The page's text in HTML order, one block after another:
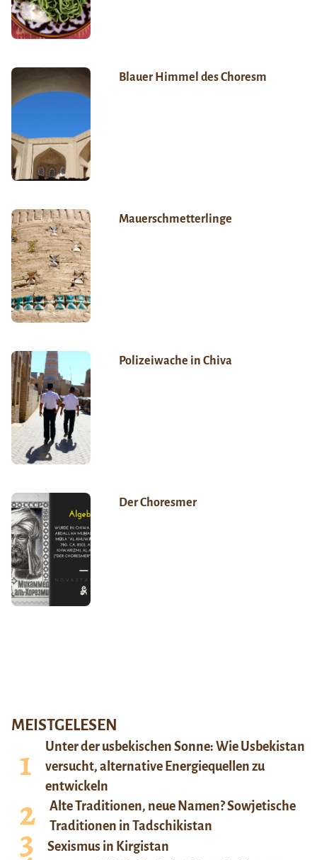
Blauer Himmel des Choresm
Mauerschmetterlinge
Polizeiwache in Chiva
Der Choresmer
MEISTGELESEN
Unter der usbekischen Sonne: Wie Usbekistan
versucht, alternative Energiequellen zu
entwickeln
Alte Traditionen, neue Namen? Sowjetische
Traditionen in Tadschikistan
Sexismus in Kirgistan